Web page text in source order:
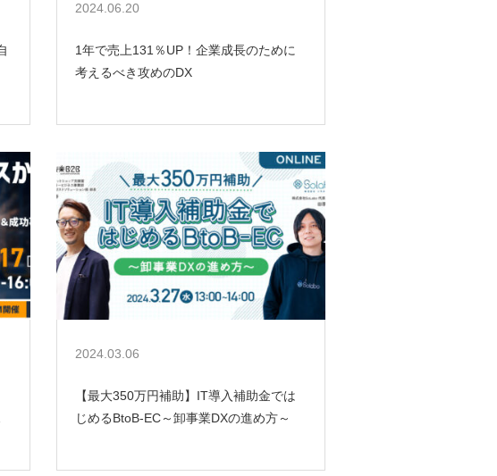
2024.06.20
1年で売上131％UP！企業成長のために
考えるべき攻めのDX
2024.03.06
【最大350万円補助】IT導入補助金では
じめるBtoB-EC～卸事業DXの進め方～